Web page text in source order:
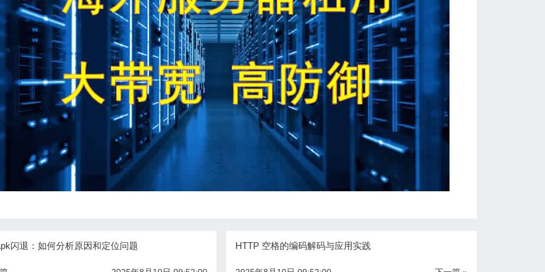
闪退：如何分析原因和定位问题 HTTP 空格的编码解码与应用实践